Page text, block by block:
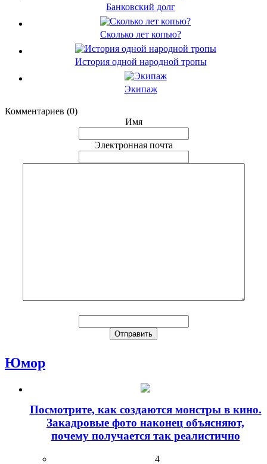
Банковский долг
Сколько лет копью?
История одной народной тропы
Экипаж
Комментариев (0)
Имя
Электронная почта
Юмор
Посмотрите, как создаются монстры в кино.
Закадровые фото наконец объясняют,
почему получается так реалистично
4